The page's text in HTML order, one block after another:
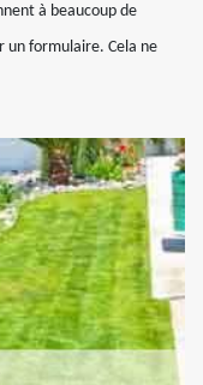
à beaucoup de
un formulaire. Cela ne